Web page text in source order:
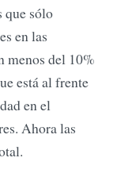
que sólo
en las
menos del 10%
está al frente
en el
Ahora las